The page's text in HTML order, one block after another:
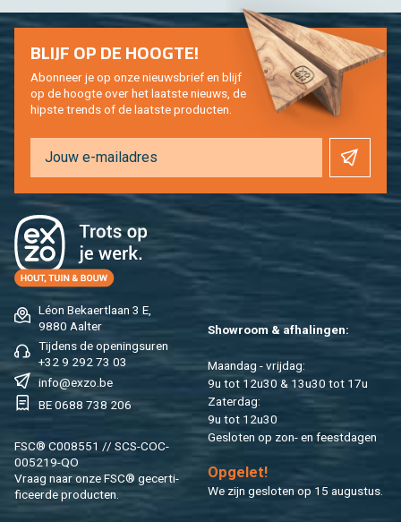
Léon Be­kaert­laan 3 E,
9880 Aal­ter
Tij­dens de ope­nings­uren
+32 9 292 73 03
info@​exzo.​be
BE 0688 738 206
FSC® C008551 // SCS-COC-
005219-QO
Vraag naar onze FSC® ge­cer­ti­
fi­ceer­de pro­duc­ten.
Show­room & af­ha­lin­gen:
Maan­dag - vrij­dag:
9u tot 12u30 & 13u30 tot 17u
Za­ter­dag:
9u tot 12u30
Ge­slo­ten op zon- en feest­da­gen
Op­ge­let!
We zijn ge­slo­ten op 15 au­gus­tus.
BLIJF OP DE HOOG­TE!
Abon­neer je op onze nieuws­brief en blijf
op de hoog­te over het laat­ste nieuws, de
hip­s­te trends of de laat­ste pro­duc­ten.